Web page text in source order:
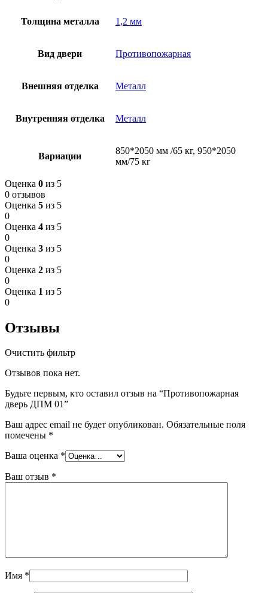
Толщина металла 1,2 мм
Вид двери Противопожарная
Внешняя отделка Металл
Внутренняя отделка Металл
Вариации
850*2050 мм /65 кг, 950*2050
мм/75 кг
Оценка 0 из 5
0 отзывов
Оценка 5 из 5
0
Оценка 4 из 5
0
Оценка 3 из 5
0
Оценка 2 из 5
0
Оценка 1 из 5
0
Отзывы
Очистить фильтр
Отзывов пока нет.
Будьте первым, кто оставил отзыв на “Противопожарная
дверь ДПМ 01”
Ваш адрес email не будет опубликован. Обязательные поля
помечены *
Ваша оценка *
Ваш отзыв *
Имя *